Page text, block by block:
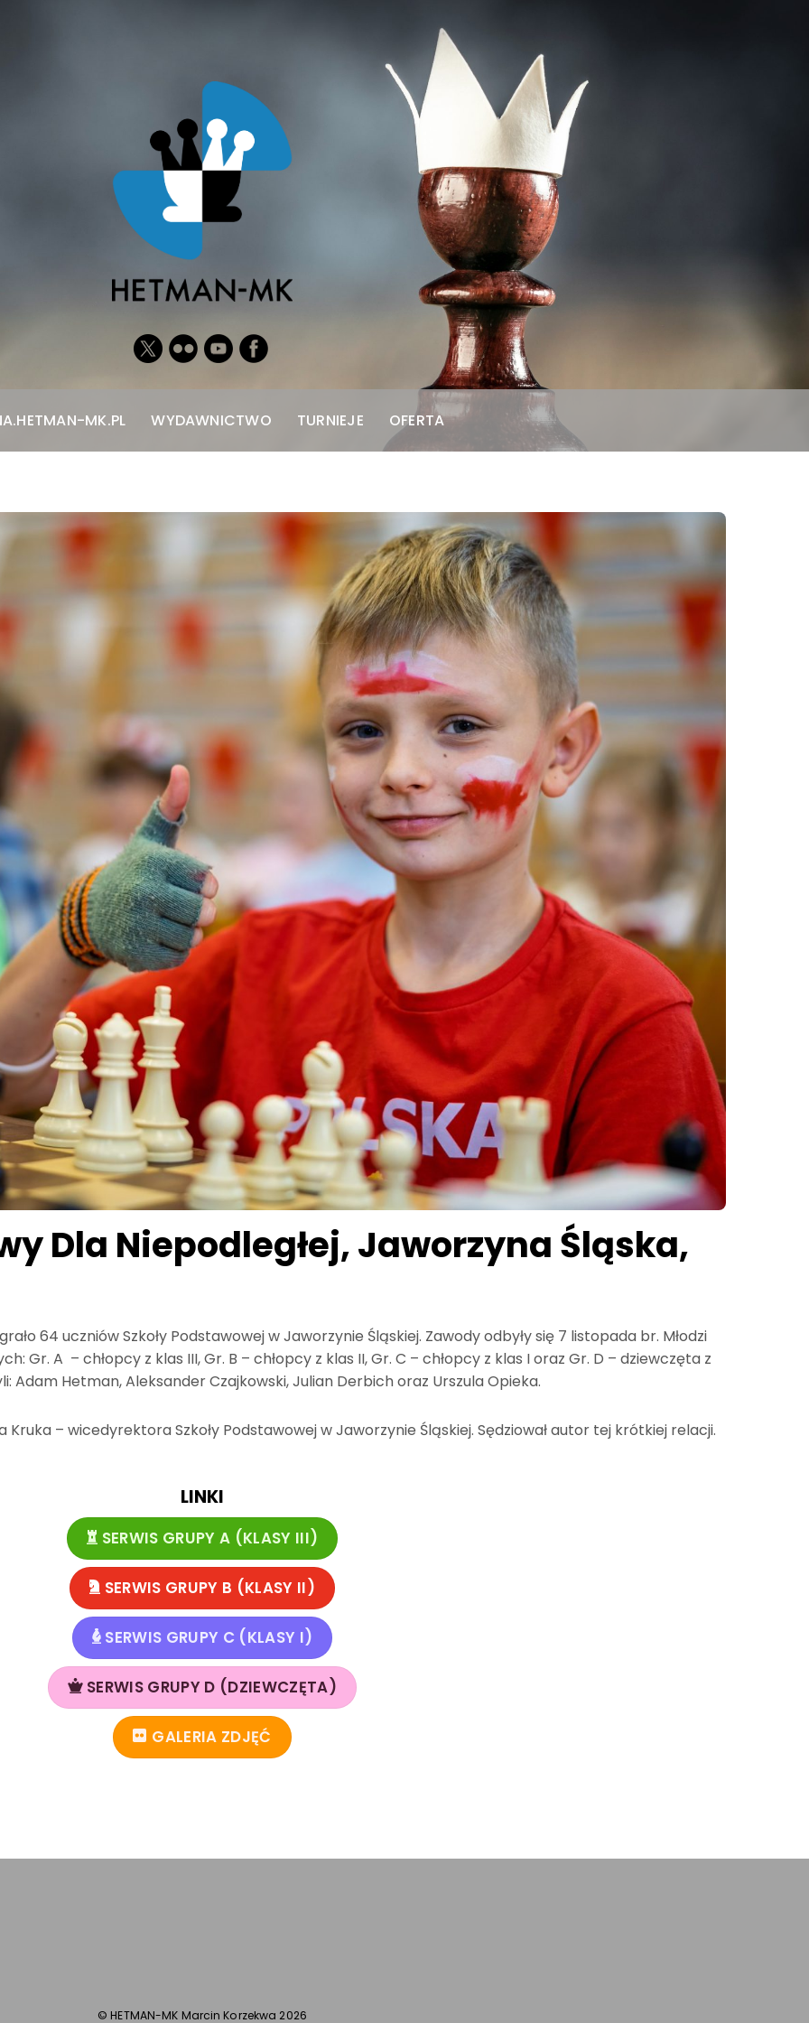
TwitterFlickrYouTubeFacebook
MK.PL WYDAWNICTWO TURNIEJE OFERTA
Dla Niepodległej, Jaworzyna Śląska,
64 uczniów Szkoły Podstawowej w Jaworzynie Śląskiej. Zawody odbyły się 7 listopada br. Młodzi
Gr. A – chłopcy z klas III, Gr. B – chłopcy z klas II, Gr. C – chłopcy z klas I oraz Gr. D – dziewczęta z
Adam Hetman, Aleksander Czajkowski, Julian Derbich oraz Urszula Opieka.
Kruka – wicedyrektora Szkoły Podstawowej w Jaworzynie Śląskiej. Sędziował autor tej krótkiej relacji.
LINKI
SERWIS GRUPY A (KLASY III)
SERWIS GRUPY B (KLASY II)
SERWIS GRUPY C (KLASY I)
SERWIS GRUPY D (DZIEWCZĘTA)
GALERIA ZDJĘĆ
©HETMAN-MK Marcin Korzekwa 2026